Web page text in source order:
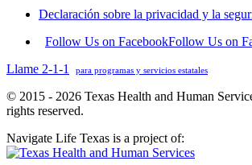
Declaración sobre la privacidad y la
Follow Us on FacebookFollow Us on
Llame 2-1-1
para programas y servicios estatales
© 2015 - 2026 Texas Health and Human
rights reserved.
Navigate Life Texas is a project of: